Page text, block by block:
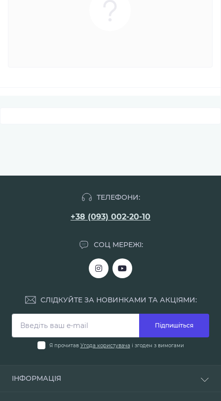
ТЕЛЕФОНИ:
+38 (093) 002-20-10
СОЦ МЕРЕЖІ:
СЛІДКУЙТЕ ЗА НОВИНКАМИ ТА АКЦІЯМИ:
Підпишіться
Я прочитав Угода користувача і згоден з вимогами
ІНФОРМАЦІЯ